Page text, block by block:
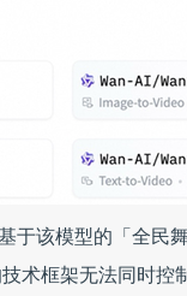
于该模型的「全民
术框架无法同时控